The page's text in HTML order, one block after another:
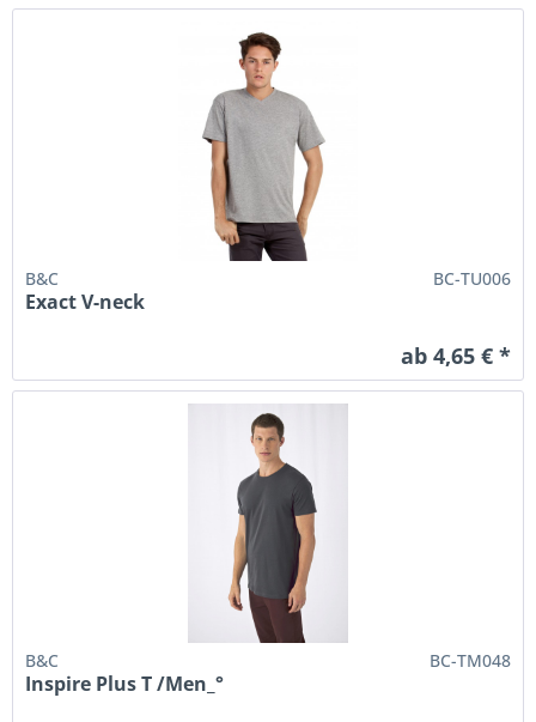
B&C BC-TU006
Exact V-neck
ab 4,65 € *
B&C BC-TM048
Inspire Plus T /Men_°